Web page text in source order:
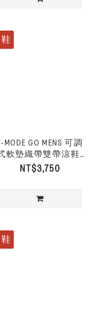
MODE GO MENS 可調
軟墊織帶雙帶涼鞋-
深橄欖色/黑色
NT$3,750